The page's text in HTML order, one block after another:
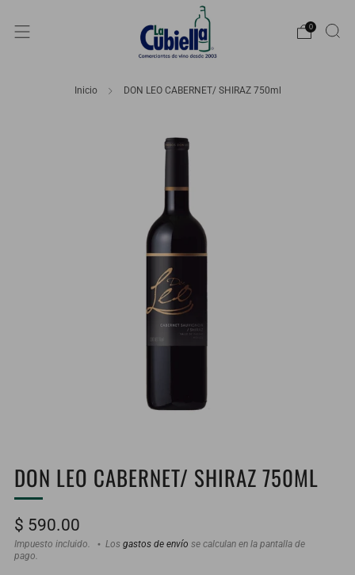
0
Inicio DON LEO CABERNET/ SHIRAZ 750ml
DON LEO CABERNET/ SHIRAZ 750ML
Precio
habitual
$ 590.00
Impuesto incluido. Los gastos de envío se calculan en la pantalla de
pago.